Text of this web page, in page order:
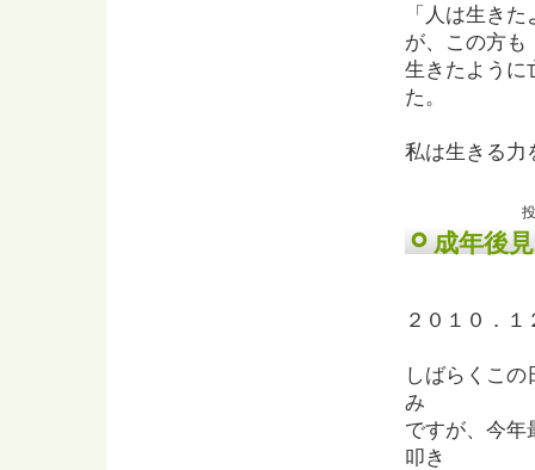
「人は生き
が、この方も
生きたように
た。
私は生きる力
成年後
２０１０．
しばらくこ
み
ですが、今年
叩き